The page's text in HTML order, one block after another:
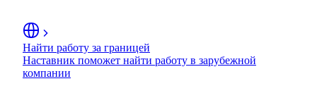
Найти работу за границей
Наставник поможет найти работу в зарубежной
компании